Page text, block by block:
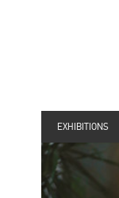
EXHIBITIONS